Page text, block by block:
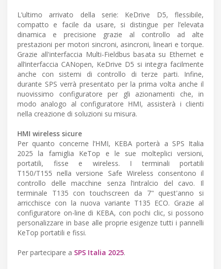
L’ultimo arrivato della serie: KeDrive D5, flessibile,
compatto e facile da usare, si distingue per l’elevata
dinamica e precisione grazie al controllo ad alte
prestazioni per motori sincroni, asincroni, lineari e torque.
Grazie all'interfaccia Multi-Fieldbus basata su Ethernet e
all’interfaccia CANopen, KeDrive D5 si integra facilmente
anche con sistemi di controllo di terze parti. Infine,
durante SPS verrà presentato per la prima volta anche il
nuovissimo configuratore per gli azionamenti che, in
modo analogo al configuratore HMI, assisterà i clienti
nella creazione di soluzioni su misura.
HMI wireless sicure
Per quanto concerne l’HMI, KEBA porterà a SPS Italia
2025 la famiglia KeTop e le sue molteplici versioni,
portatili, fisse e wireless. I terminali portatili
T150/T155 nella versione Safe Wireless consentono il
controllo delle macchine senza l’intralcio del cavo. Il
terminale T135 con touchscreen da 7" quest'anno si
arricchisce con la nuova variante T135 ECO. Grazie al
configuratore on-line di KEBA, con pochi clic, si possono
personalizzare in base alle proprie esigenze tutti i pannelli
KeTop portatili e fissi.
Per partecipare a SPS Italia 2025.